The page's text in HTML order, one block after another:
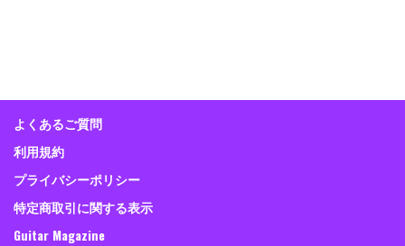
よくあるご質問
利用規約
プライバシーポリシー
特定商取引に関する表示
Guitar Magazine